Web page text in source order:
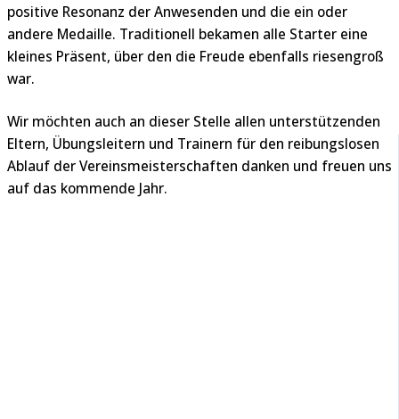
positive Resonanz der Anwesenden und die ein oder
andere Medaille. Traditionell bekamen alle Starter eine
kleines Präsent, über den die Freude ebenfalls riesengroß
war.
Wir möchten auch an dieser Stelle allen unterstützenden
Eltern, Übungsleitern und Trainern für den reibungslosen
Ablauf der Vereinsmeisterschaften danken und freuen uns
auf das kommende Jahr.